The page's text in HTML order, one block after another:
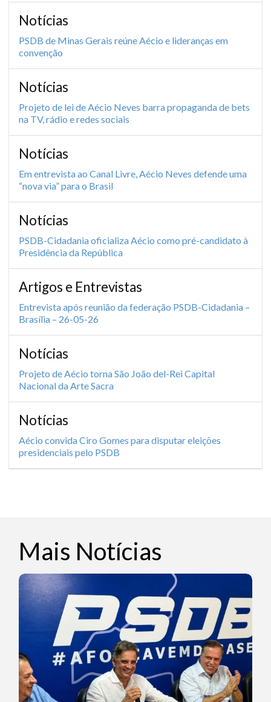
Notícias
PSDB de Minas Gerais reúne Aécio e lideranças em
convenção
Notícias
Projeto de lei de Aécio Neves barra propaganda de bets
na TV, rádio e redes sociais
Notícias
Em entrevista ao Canal Livre, Aécio Neves defende uma
“nova via” para o Brasil
Notícias
PSDB-Cidadania oficializa Aécio como pré-candidato à
Presidência da República
Artigos e Entrevistas
Entrevista após reunião da federação PSDB-Cidadania –
Brasília – 26-05-26
Notícias
Projeto de Aécio torna São João del-Rei Capital
Nacional da Arte Sacra
Notícias
Aécio convida Ciro Gomes para disputar eleições
presidenciais pelo PSDB
Mais Notícias